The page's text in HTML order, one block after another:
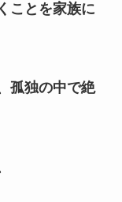
ことを家族に
孤独の中で絶